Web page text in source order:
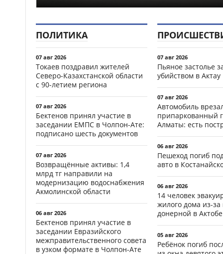
ПОЛИТИКА
07 авг 2026
Токаев поздравил жителей
Северо-Казахстанской области
с 90-летием региона
07 авг 2026
Бектенов принял участие в
заседании ЕМПС в Чолпон-Ате:
подписано шесть документов
07 авг 2026
Возвращённые активы: 1,4
млрд тг направили на
модернизацию водоснабжения
Акмолинской области
06 авг 2026
Бектенов принял участие в
заседании Евразийского
межправительственного совета
в узком формате в Чолпон-Ате
07 авг 2026
Пьяное застолье
убийством в Актау
07 авг 2026
Автомобиль
припаркованный
Алматы: есть
06 авг 2026
Пешеход погиб
авто в
06 авг 2026
14 человек
жилого дома из-
донерной в Актобе
05 авг 2026
Ребёнок погиб